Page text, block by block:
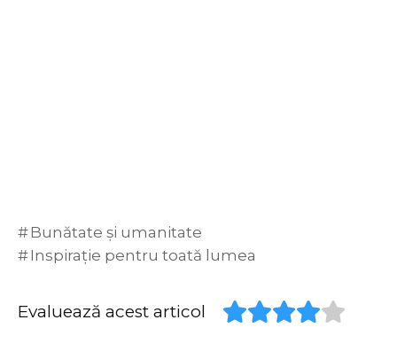
Bunătate și umanitate
Inspirație pentru toată lumea
Evaluează acest articol